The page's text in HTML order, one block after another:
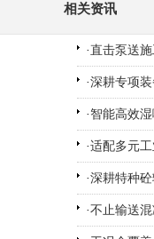
相关资讯
·直击泵送
·深耕专项
· 智能高效
·适配多元
·深耕特种
·不止输送